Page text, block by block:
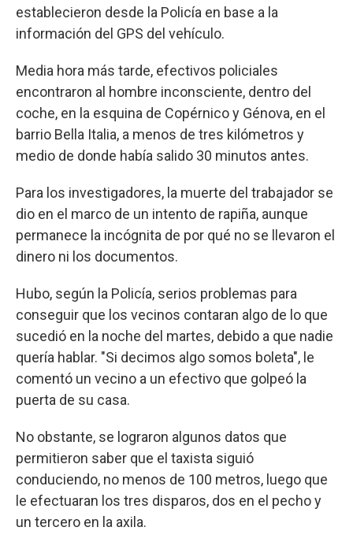
establecieron desde la Policía en base a la
información del GPS del vehículo.
Media hora más tarde, efectivos policiales
encontraron al hombre inconsciente, dentro del
coche, en la esquina de Copérnico y Génova, en el
barrio Bella Italia, a menos de tres kilómetros y
medio de donde había salido 30 minutos antes.
Para los investigadores, la muerte del trabajador se
dio en el marco de un intento de rapiña, aunque
permanece la incógnita de por qué no se llevaron el
dinero ni los documentos.
Hubo, según la Policía, serios problemas para
conseguir que los vecinos contaran algo de lo que
sucedió en la noche del martes, debido a que nadie
quería hablar. "Si decimos algo somos boleta", le
comentó un vecino a un efectivo que golpeó la
puerta de su casa.
No obstante, se lograron algunos datos que
permitieron saber que el taxista siguió
conduciendo, no menos de 100 metros, luego que
le efectuaran los tres disparos, dos en el pecho y
un tercero en la axila.